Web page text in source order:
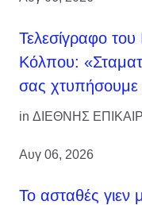
Τελεσίγραφο του
Κόλπου:
σας
in ΔΙΕΘΝΗΣ
Αυγ 06, 2026
Το ασταθές γιεν